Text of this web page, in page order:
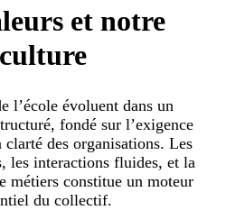
et notre
culture
l’école évoluent dans un
fondé sur l’exigence
des organisations. Les
les interactions fluides, et la
métiers constitue un moteur
du collectif.